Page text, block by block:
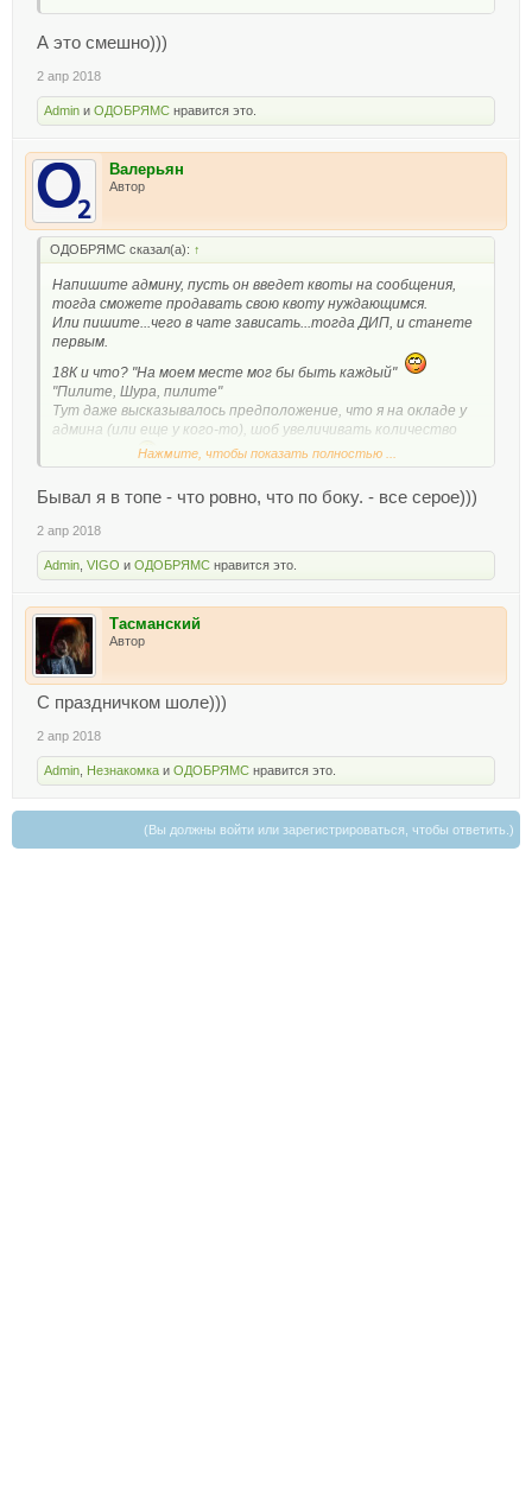
А это смешно)))
2 апр 2018
Admin и ОДОБРЯМС нравится это.
Валерьян
Автор
ОДОБРЯМС сказал(а): ↑
Напишите админу, пусть он введет квоты на сообщения,
тогда сможете продавать свою квоту нуждающимся.
Или пишите...чего в чате зависать...тогда ДИП, и станете
первым.
18К и что? "На моем месте мог бы быть каждый"
"Пилите, Шура, пилите"
Тут даже высказывалось предположение, что я на окладе у
админа (или еще у кого-то), шоб увеличивать количество
как вообщем и вклад всех форумчан, независимо от
Есть на кого равняться. Это я так, скромненько
Нажмите, чтобы показать полностью ...
Бывал я в топе - что ровно, что по боку. - все серое)))
2 апр 2018
Admin VIGO и ОДОБРЯМС нравится это.
Тасманский
Автор
C праздничком шоле)))
2 апр 2018
Admin Незнакомка и ОДОБРЯМС нравится это.
(Вы должны войти или зарегистрироваться, чтобы ответить.)